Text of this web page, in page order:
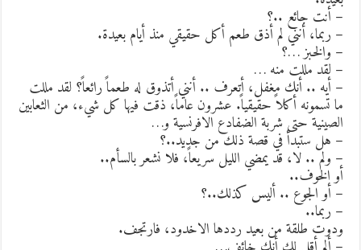
أنت جائع ..؟
ربما، أنني لم أذق طعم أكل حقيقي منذ أيام بعيدة.
والخبز …؟
لقد مللت منه …
أيه .. أنك مغفل، أتعرف .. أنني أتذوق له طعماً رائعاً؟ لقد مللت
تسمونه أكلاً حقيقياً. عشرون عاماً، ذقت فيها كل شيء، من الثعابين
حتى شربة الضفادع الافرنسية و…
هل ستبدأ في قصة ذلك من جديد..؟
ولم .. لا، قد يمضي الليل سريعاً، فلا نشعر بالسأم..
الخوف..
أو الجوع .. أليس كذلك..؟
ربما..
طلقة من بعيد رددها الاخدود، فارتجف.